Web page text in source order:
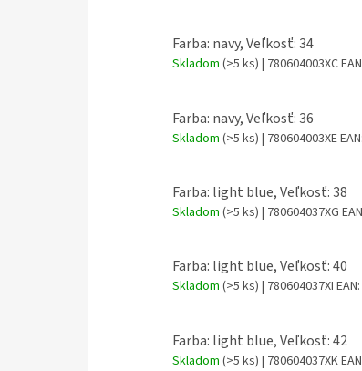
Farba: navy, Veľkosť: 34
Skladom (>5 ks) | 780604003XC
Farba: navy, Veľkosť: 36
Skladom (>5 ks) | 780604003XEEAN:
Farba: light blue, Veľkosť: 38
Skladom (>5 ks) | 780604037XG
Farba: light blue, Veľkosť: 40
Skladom (>5 ks) | 780604037XI EAN:
Farba: light blue, Veľkosť: 42
Skladom (>5 ks) | 780604037XK